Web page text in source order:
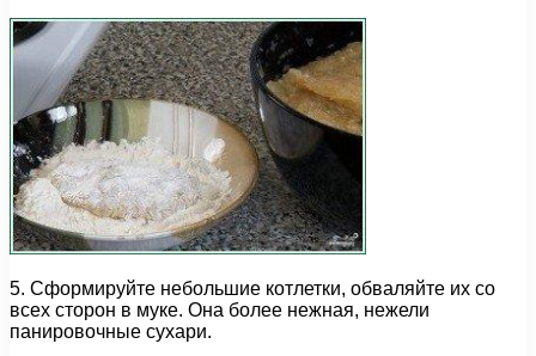
5. Сформируйте небольшие котлетки, обваляйте их со
всех сторон в муке. Она более нежная, нежели
панировочные сухари.